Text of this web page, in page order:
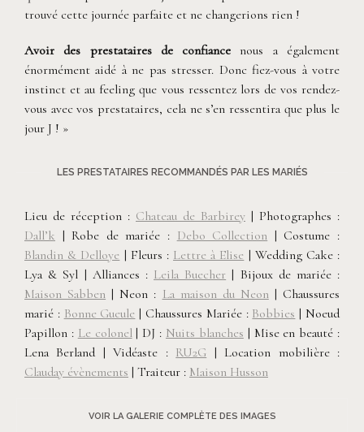
trouvé cette journée parfaite et ne changerions rien !
Avoir des prestataires de confiance nous a également
énormément aidé à ne pas stresser. Donc fiez-vous à votre
instinct et au feeling que vous ressentez lors de vos rendez-
vous avec vos prestataires, cela ne s’en ressentira que plus le
jour J ! »
LES PRESTATAIRES RECOMMANDÉS PAR LES MARIÉS
Lieu de réception : Chateau de Barbirey | Photographes :
Dall’k | Robe de mariée : Debo Collection | Costume :
Blandin & Delloye | Fleurs : Lettre à Elise | Wedding Cake :
Lya & Syl | Alliances : Leila Buecher | Bijoux de mariée :
Maison Sabben | Neon : La maison du Neon| Chaussures
marié : Bonne Gueule | Chaussures Mariée : Bobbies | Noeud
Papillon : Le colonel|DJ : Nuits blanches | Mise en beauté :
Lena Berland |Vidéaste : RU2G | Location mobilière :
Clauday évènements | Traiteur : Maison Husson
VOIR LA GALERIE COMPLÈTE DES IMAGES